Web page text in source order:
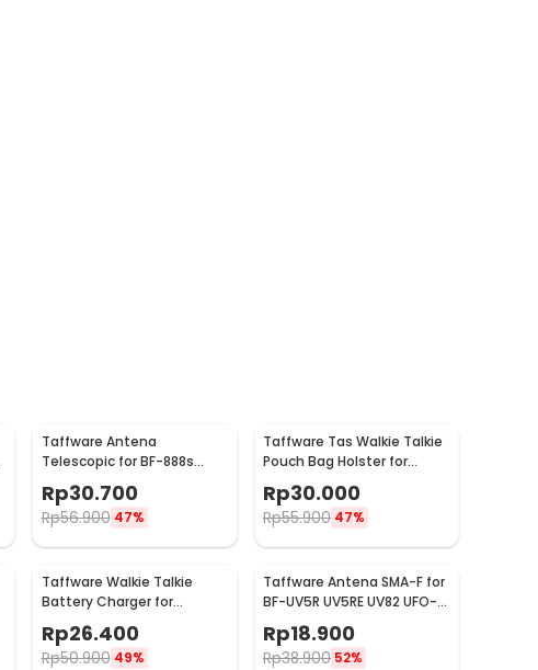
Taffware Antena
Telescopic for BF-888s
UFO-1 UV5R UV-82 UV-T8
Rp30.700
Rp56.900 47%
Taffware Tas Walkie Talkie
Pouch Bag Holster for
Pofung Baofeng - MSC-20B
Rp30.000
Rp55.900 47%
Taffware Walkie Talkie
Battery Charger for
Baofeng BF-UV-5R - CH-5R
Rp26.400
Rp50.900 49%
Taffware Antena SMA-F for
BF-UV5R UV5RE UV82 UFO-1
- NA-773
Rp18.900
Rp38.900 52%